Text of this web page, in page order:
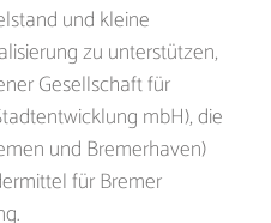
und kleine
zu unterstützen,
Gesellschaft für
mbH), die
und Bremerhaven)
für Bremer